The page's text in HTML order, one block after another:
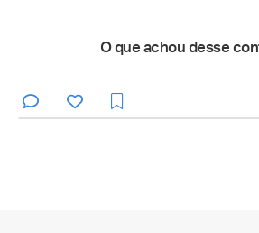
O que achou desse